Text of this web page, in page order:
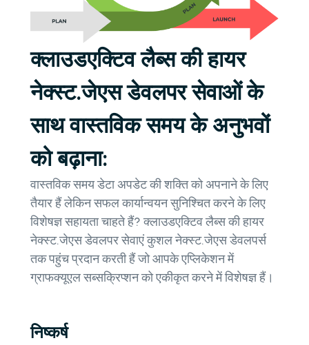
क्लाउडएक्टिव लैब्स की हायर
नेक्स्ट.जेएस डेवलपर सेवाओं के
साथ वास्तविक समय के अनुभवों
को बढ़ाना:
वास्तविक समय डेटा अपडेट की शक्ति को अपनाने के लिए
तैयार हैं लेकिन सफल कार्यान्वयन सुनिश्चित करने के लिए
विशेषज्ञ सहायता चाहते हैं? क्लाउडएक्टिव लैब्स की हायर
नेक्स्ट.जेएस डेवलपर सेवाएं कुशल नेक्स्ट.जेएस डेवलपर्स
तक पहुंच प्रदान करती हैं जो आपके एप्लिकेशन में
ग्राफक्यूएल सब्सक्रिप्शन को एकीकृत करने में विशेषज्ञ हैं।
निष्कर्ष